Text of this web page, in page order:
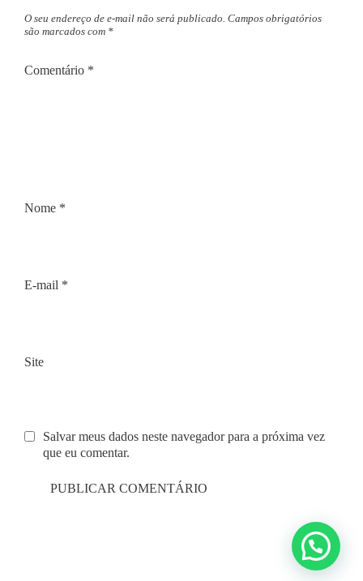
O seu endereço de e-mail não será publicado. Campos obrigatórios
são marcados com *
Comentário *
Nome *
E-mail *
Site
Salvar meus dados neste navegador para a próxima vez
que eu comentar.